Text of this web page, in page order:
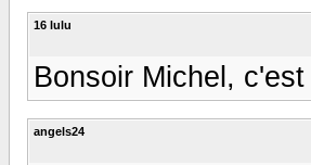
16 lulu
Bonsoir Michel,
angels24